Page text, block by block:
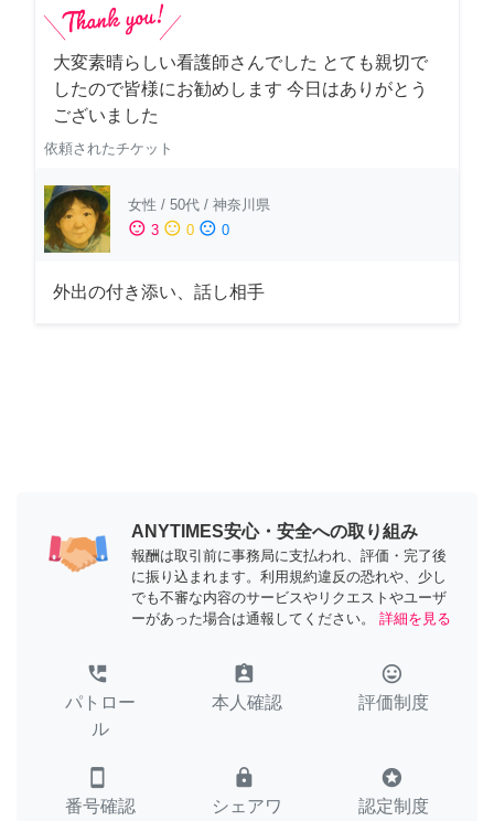
大変素晴らしい看護師さんでした とても親切で
したので皆様にお勧めします 今日はありがとう
ございました
依頼されたチケット
女性 / 50代 / 神奈川県
sentiment_satisfied 3 sentiment_neutral 0 sentiment_dissatisfied 0
外出の付き添い、話し相手
ANYTIMES安心・安全への取り組み
報酬は取引前に事務局に支払われ、評価・完了後
に振り込まれます。利用規約違反の恐れや、少し
でも不審な内容のサービスやリクエストやユーザ
ーがあった場合は通報してください。
詳細を見る
perm_phone_msg
パトロー
ル
assignment_ind
本人確認
tag_faces
評価制度
smartphone
番号確認
lock
シェアワ
stars
認定制度